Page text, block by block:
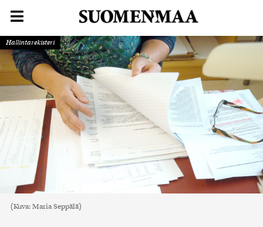
Hallintarekisteri
(Kuva: Maria Seppälä)